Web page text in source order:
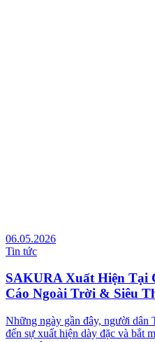
06.05.2026
Tin tức
SAKURA Xuất Hiện Tại
Cáo Ngoài Trời & Siêu
Những ngày gần đây, người
đến sự xuất hiện dày đặc và bắt